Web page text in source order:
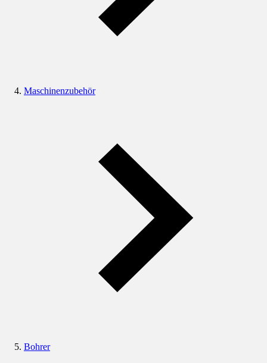
Maschinenzubehör
Bohrer